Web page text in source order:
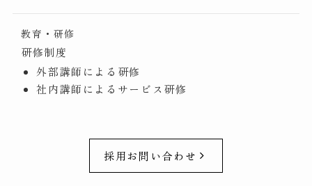
教育・研修
研修制度
外部講師による研修
社内講師によるサービス研修
採用お問い合わせ